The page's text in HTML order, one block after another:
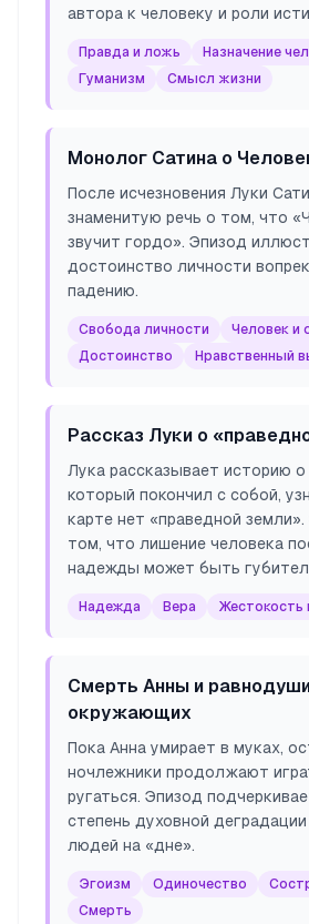
автора к человеку и роли
Правда и ложь
Назначение
Гуманизм
Смысл жизни
Монолог Сатина о
После исчезновения Луки
знаменитую речь о том, что
звучит гордо». Эпизод
достоинство личности
падению.
Свобода личности
Человек и
Достоинство
Нравственный
Рассказ Луки о
Лука рассказывает историю о
который покончил с собой,
карте нет «праведной
том, что лишение человека
надежды может быть
Надежда Вера Жестокость
Смерть Анны и
окружающих
Пока Анна умирает в муках,
ночлежники продолжают
ругаться. Эпизод
степень духовной
людей на «дне».
Эгоизм Одиночество
Смерть